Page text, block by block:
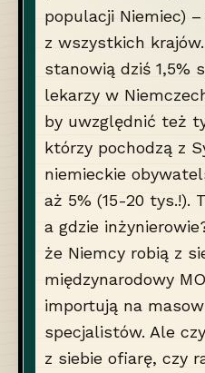
populacji Niemiec) –
z wszystkich
stanowią dziś 1,5%
lekarzy w
by uwzględnić też
którzy pochodzą z
niemieckie
aż 5% (15-20 tys.!).
a gdzie
że Niemcy robią z
międzynarodowy
importują na
specjalistów. Ale
z siebie ofiarę, czy